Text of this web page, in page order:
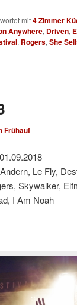
mit4 Zimmer
Anywhere, Driven,
, Rogers, She
Frühauf
Le Fly,
Skywalker,
I Am Noah